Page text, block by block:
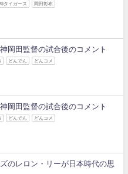
タイガース 岡田彰布
岡田監督の試合後のコメント
どんでん どんコメ
岡田監督の試合後のコメント
どんでん どんコメ
のレロン・リーが日本時代の思